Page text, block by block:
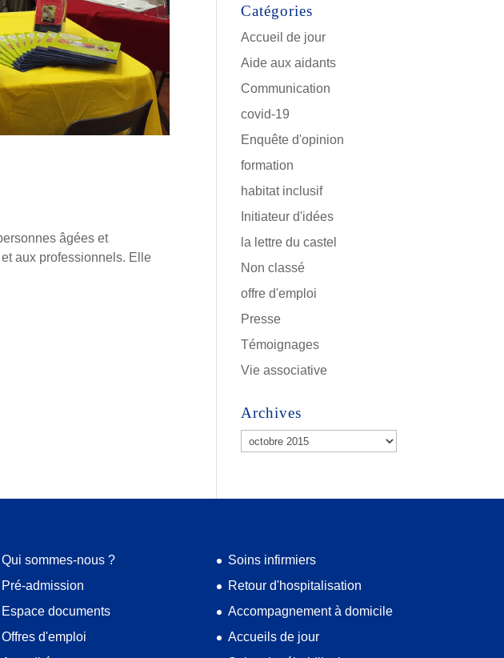
âgées et
aux professionnels. Elle
Catégories
Accueil de jour
Aide aux aidants
Communication
covid-19
Enquête d'opinion
formation
habitat inclusif
Initiateur d'idées
la lettre du castel
Non classé
offre d'emploi
Presse
Témoignages
Vie associative
Archives
Archives
Qui sommes-nous ?
Pré-admission
Espace documents
Offres d'emploi
Soins infirmiers
Retour d'hospitalisation
Accompagnement à domicile
Accueils de jour